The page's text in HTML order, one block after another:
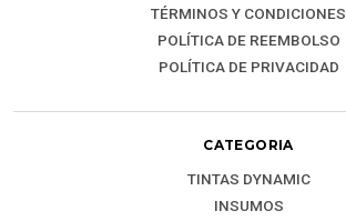
TÉRMINOS Y CONDICIONES
POLÍTICA DE REEMBOLSO
POLÍTICA DE PRIVACIDAD
CATEGORIA
TINTAS DYNAMIC
INSUMOS